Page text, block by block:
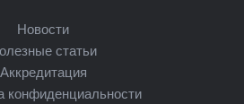
Новости
статьи
Аккредитация
конфиденциальности